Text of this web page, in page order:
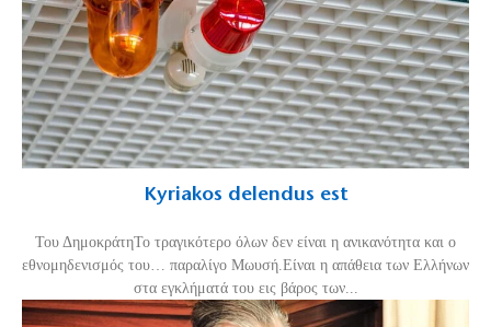
Kyriakos delendus est
Του ΔημοκράτηΤο τραγικότερο όλων δεν είναι η ανικανότητα και ο
εθνομηδενισμός του… παραλίγο Μωυσή.Είναι η απάθεια των Ελλήνων
στα εγκλήματά του εις βάρος των...